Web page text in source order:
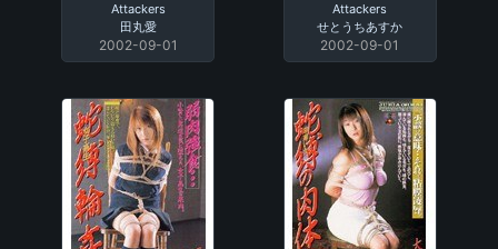
Attackers
田丸愛
2002-09-01
Attackers
せとうちあすか
2002-09-01